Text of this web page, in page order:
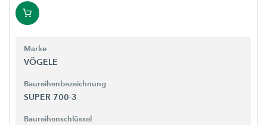
Marke
VÖGELE
Baureihenbezeichnung
SUPER 700-3
Baureihenschlüssel